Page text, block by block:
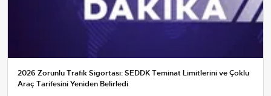
2026 Zorunlu Trafik Sigortası: SEDDK Teminat Limitlerini ve Çoklu
Araç Tarifesini Yeniden Belirledi